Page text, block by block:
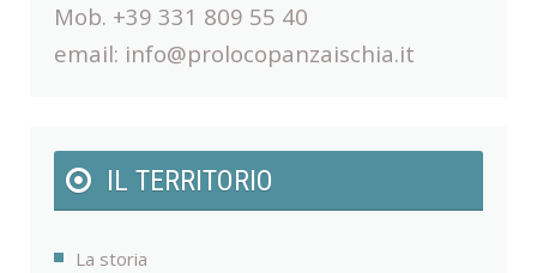
Mob. +39 331 809 55 40
email: info@prolocopanzaischia.it
IL TERRITORIO
La storia